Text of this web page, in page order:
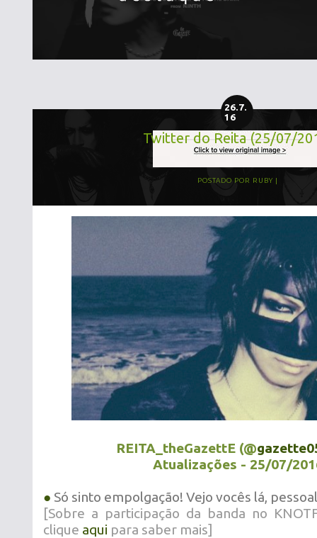
26.7.
16
Twitter do Reita (25/07/
POSTADO POR RUBY
REITA_theGazettE (@
Atualizações - 25/07/
● Só sinto empolgação! Vejo vocês lá,
[Sobre a participação da banda no
clique aqui para saber mais]